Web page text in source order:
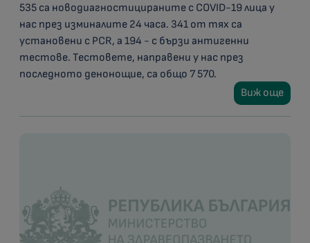
535 са новодиагностицираните с COVID-19 лица у
нас през изминалите 24 часа. 341 от тях са
установени с PCR, а 194 - с бързи антигенни
тестове. Тестовете, направени у нас през
последното денонощие, са общо 7 570.
Виж още